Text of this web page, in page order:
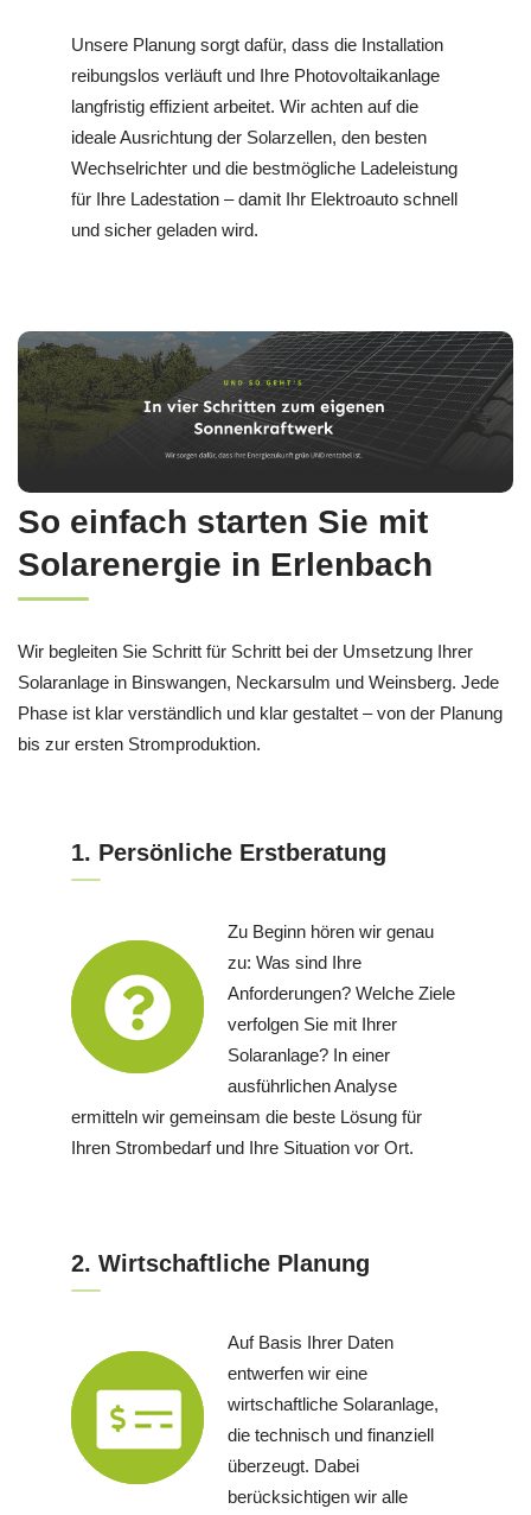
Unsere Planung sorgt dafür, dass die Installation
reibungslos verläuft und Ihre Photovoltaikanlage
langfristig effizient arbeitet. Wir achten auf die
ideale Ausrichtung der Solarzellen, den besten
Wechselrichter und die bestmögliche Ladeleistung
für Ihre Ladestation – damit Ihr Elektroauto schnell
und sicher geladen wird.
So einfach starten Sie mit
Solarenergie in Erlenbach
Wir begleiten Sie Schritt für Schritt bei der Umsetzung Ihrer
Solaranlage in Binswangen, Neckarsulm und Weinsberg. Jede
Phase ist klar verständlich und klar gestaltet – von der Planung
bis zur ersten Stromproduktion.
1. Persönliche Erstberatung
Zu Beginn hören wir genau
zu: Was sind Ihre
Anforderungen? Welche Ziele
verfolgen Sie mit Ihrer
Solaranlage? In einer
ausführlichen Analyse
ermitteln wir gemeinsam die beste Lösung für
Ihren Strombedarf und Ihre Situation vor Ort.
2. Wirtschaftliche Planung
Auf Basis Ihrer Daten
entwerfen wir eine
wirtschaftliche Solaranlage,
die technisch und finanziell
überzeugt. Dabei
berücksichtigen wir alle